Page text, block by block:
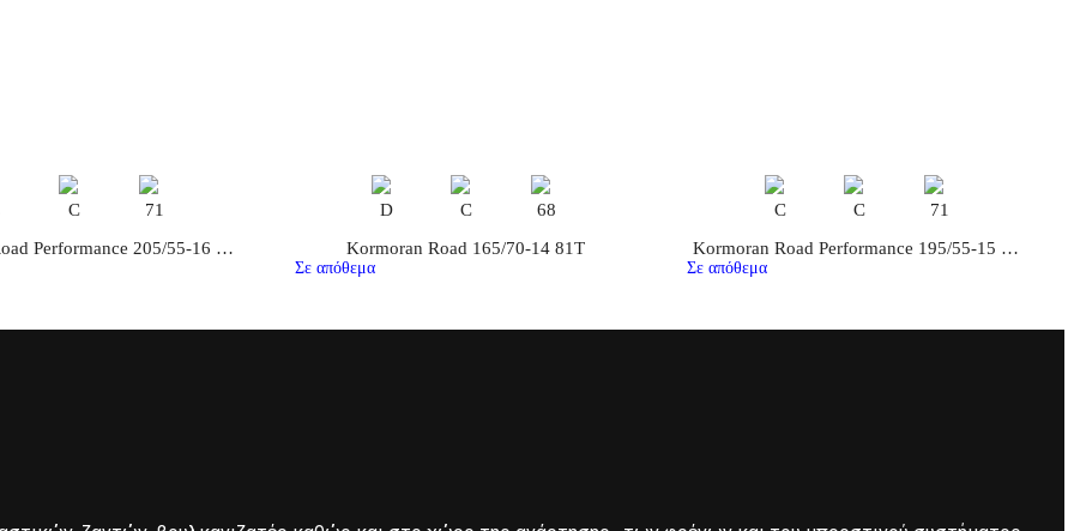
C
71
Kormoran Road Performance 205/55-16 94V
D C
68
Kormoran Road 165/70-14 81T
Σε απόθεμα
C C
71
Kormoran Road Performance 195/55-15 85H
Σε απόθεμα